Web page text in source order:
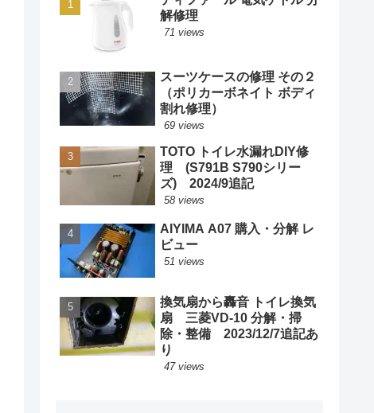
解修理
71 views
スーツケースの修理 その２
（ポリカーボネイト ボディ
割れ修理）
69 views
TOTO トイレ水漏れDIY修
理 (S791B S790シリー
ズ) 2024/9追記
58 views
AIYIMA A07 購入・分解 レ
ビュー
51 views
換気扇から轟音 トイレ換気
扇 三菱VD-10 分解・掃
除・整備 2023/12/7追記あ
り
47 views